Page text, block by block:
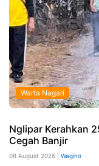
Warta Nagari
Nglipar Kerahkan
Cegah Banjir
08 August 2026 | Wagino